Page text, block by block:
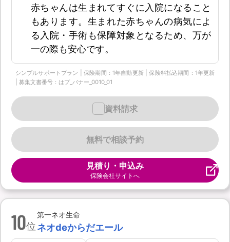
赤ちゃんは生まれてすぐに入院になること
もあります。生まれた赤ちゃんの病気によ
る入院・手術も保障対象となるため、万が
一の際も安心です。
シンプルサポートプラン | 保険期間：1年自動更新 | 保険料払込期間：1年更新
| 募集文書番号：はプ_バナー_0010_01
無料で相談予約
資料請求
見積り・申込み
保険会社サイトへ
10位
第一ネオ生命
ネオdeからだエール